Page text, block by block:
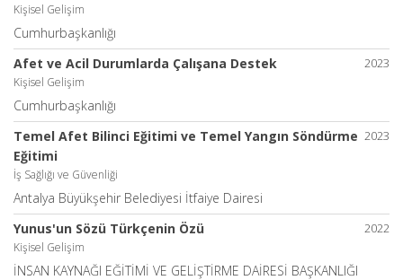
Kişisel Gelişim
Cumhurbaşkanlığı
2023
Afet ve Acil Durumlarda Çalışana Destek
Kişisel Gelişim
Cumhurbaşkanlığı
2023
Temel Afet Bilinci Eğitimi ve Temel Yangın Söndürme
Eğitimi
İş Sağlığı ve Güvenliği
Antalya Büyükşehir Belediyesi İtfaiye Dairesi
2022
Yunus'un Sözü Türkçenin Özü
Kişisel Gelişim
İNSAN KAYNAĞI EĞİTİMİ VE GELİŞTİRME DAİRESİ BAŞKANLIĞI